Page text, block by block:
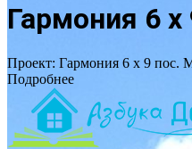
Гармония 6
Проект: Гармония 6 х 9 пос.
Подробнее